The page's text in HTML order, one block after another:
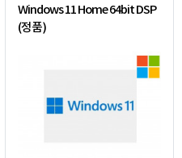
Windows 11 Home 64bit DSP
(정품)